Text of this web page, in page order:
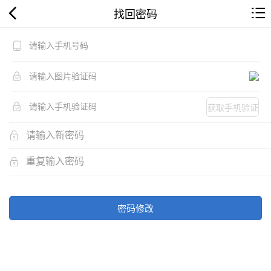
找回密码
获取手机验证
密码修改